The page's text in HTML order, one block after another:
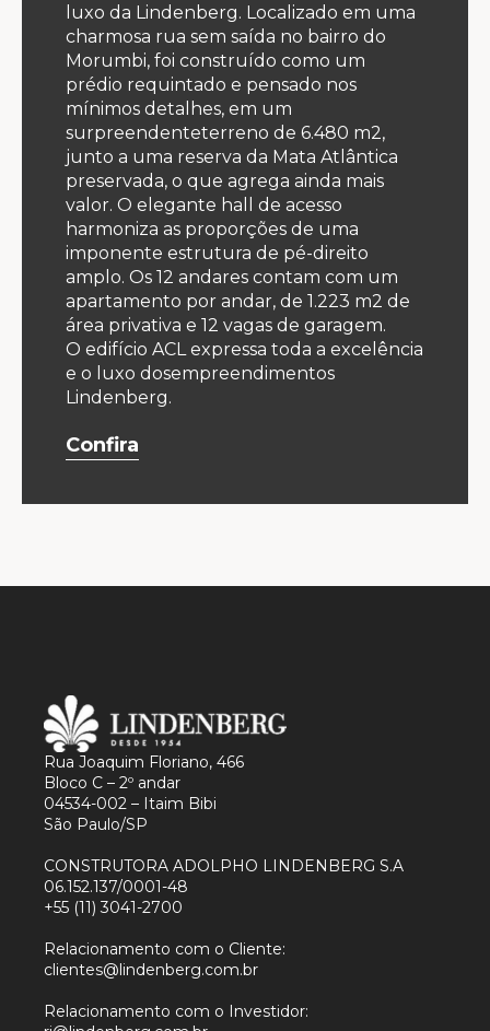
luxo da Lindenberg. Localizado em uma
charmosa rua sem saída no bairro do
Morumbi, foi construído como um
prédio requintado e pensado nos
mínimos detalhes, em um
surpreendenteterreno de 6.480 m2,
junto a uma reserva da Mata Atlântica
preservada, o que agrega ainda mais
valor. O elegante hall de acesso
harmoniza as proporções de uma
imponente estrutura de pé-direito
amplo. Os 12 andares contam com um
apartamento por andar, de 1.223 m2 de
área privativa e 12 vagas de garagem.
O edifício ACL expressa toda a excelência
e o luxo dosempreendimentos
Lindenberg.
Confira
Rua Joaquim Floriano, 466
Bloco C – 2º andar
04534-002 – Itaim Bibi
São Paulo/SP
CONSTRUTORA ADOLPHO LINDENBERG S.A
06.152.137/0001-48
+55 (11) 3041-2700
Relacionamento com o Cliente:
clientes@lindenberg.com.br
Relacionamento com o Investidor: